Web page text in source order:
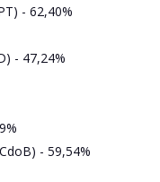
- 62,40%
- 47,24%
- 59,54%